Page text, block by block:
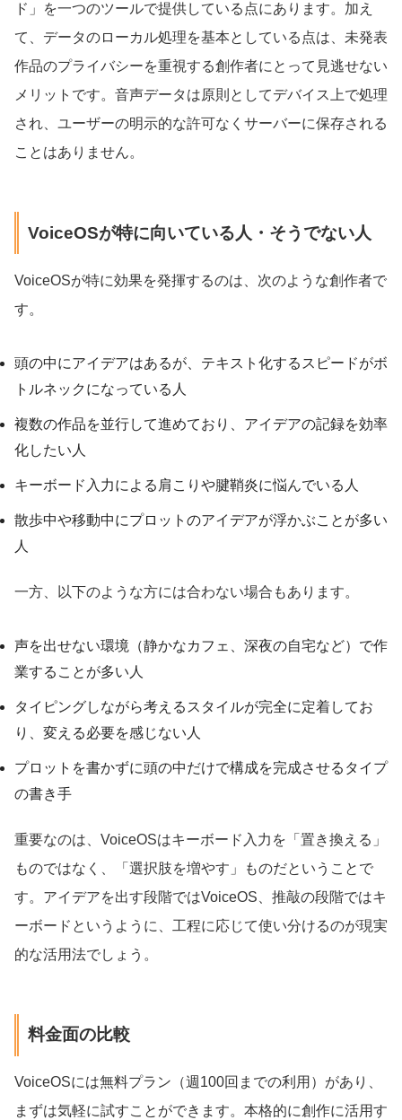
ド」を一つのツールで提供している点にあります。加え
て、データのローカル処理を基本としている点は、未発表
作品のプライバシーを重視する創作者にとって見逃せない
メリットです。音声データは原則としてデバイス上で処理
され、ユーザーの明示的な許可なくサーバーに保存される
ことはありません。
VoiceOSが特に向いている人・そうでない人
VoiceOSが特に効果を発揮するのは、次のような創作者で
す。
頭の中にアイデアはあるが、テキスト化するスピードがボ
トルネックになっている人
複数の作品を並行して進めており、アイデアの記録を効率
化したい人
キーボード入力による肩こりや腱鞘炎に悩んでいる人
散歩中や移動中にプロットのアイデアが浮かぶことが多い
人
一方、以下のような方には合わない場合もあります。
声を出せない環境（静かなカフェ、深夜の自宅など）で作
業することが多い人
タイピングしながら考えるスタイルが完全に定着してお
り、変える必要を感じない人
プロットを書かずに頭の中だけで構成を完成させるタイプ
の書き手
重要なのは、VoiceOSはキーボード入力を「置き換える」
ものではなく、「選択肢を増やす」ものだということで
す。アイデアを出す段階ではVoiceOS、推敲の段階ではキ
ーボードというように、工程に応じて使い分けるのが現実
的な活用法でしょう。
料金面の比較
VoiceOSには無料プラン（週100回までの利用）があり、
まずは気軽に試すことができます。本格的に創作に活用す